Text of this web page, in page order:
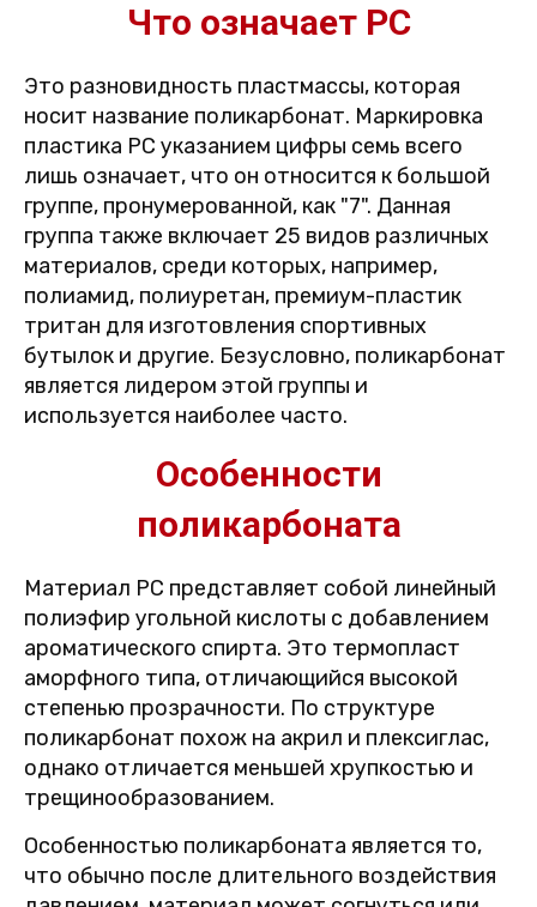
Что означает PC
Это разновидность пластмассы, которая
носит название поликарбонат. Маркировка
пластика PC указанием цифры семь всего
лишь означает, что он относится к большой
группе, пронумерованной, как "7". Данная
группа также включает 25 видов различных
материалов, среди которых, например,
полиамид, полиуретан, премиум-пластик
тритан для изготовления спортивных
бутылок и другие. Безусловно, поликарбонат
является лидером этой группы и
используется наиболее часто.
Особенности
поликарбоната
Материал PC представляет собой линейный
полиэфир угольной кислоты с добавлением
ароматического спирта. Это термопласт
аморфного типа, отличающийся высокой
степенью прозрачности. По структуре
поликарбонат похож на акрил и плексиглас,
однако отличается меньшей хрупкостью и
трещинообразованием.
Особенностью поликарбоната является то,
что обычно после длительного воздействия